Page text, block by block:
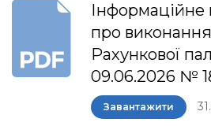
про
Рахункової
09.06.2026 №
Завантажити